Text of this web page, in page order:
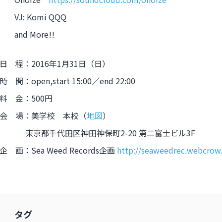
VJ: Komi QQQ
and More!!
日 程：2016年1月31日（日）
時 間：open,start 15:00／end 22:00
料 金：500円
会 場：美学校 本校（地図）
東京都千代田区神田神保町2-20 第二富士ビル3F
企 画：Sea Weed Records企画 http://
タグ